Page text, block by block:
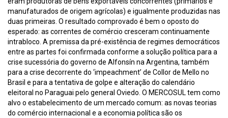
manufaturados de origem agrícolas) e igualmente produzidas nas
duas primeiras. O resultado comprovado é bem o oposto do
esperado: as correntes de comércio cresceram continuamente
intrabloco. A premissa da pré-existência de regimes democráticos
entre as partes foi confirmada conforme a solução política para a
crise sucessória do governo de Alfonsín na Argentina, também
para a crise decorrente do ‘impeachment’ de Collor de Mello no
Brasil e para a tentativa de golpe e alteração do calendário
eleitoral no Paraguai pelo general Oviedo. O MERCOSUL tem como
alvo o estabelecimento de um mercado comum: as novas teorias
do comércio internacional e a economia política são os